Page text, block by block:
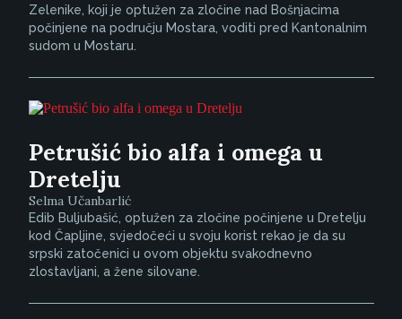
Zelenike, koji je optužen za zločine nad Bošnjacima
počinjene na području Mostara, voditi pred Kantonalnim
sudom u Mostaru.
Petrušić bio alfa i omega u
Dretelju
Selma Učanbarlić
Edib Buljubašić, optužen za zločine počinjene u Dretelju
kod Čapljine, svjedočeći u svoju korist rekao je da su
srpski zatočenici u ovom objektu svakodnevno
zlostavljani, a žene silovane.